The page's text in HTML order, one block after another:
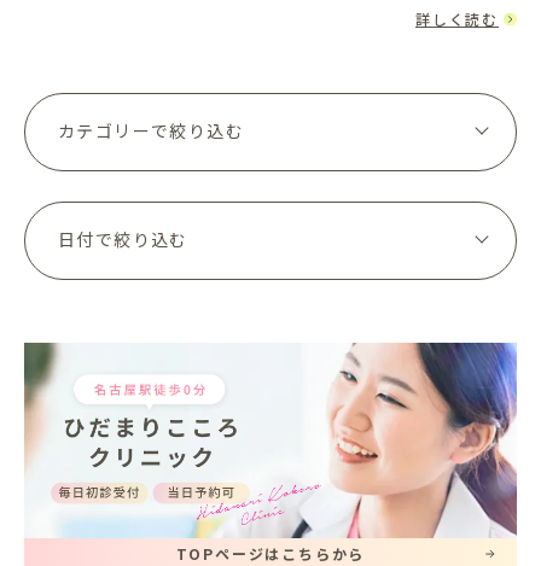
時期には侵入的で不適切なものとして体験されており、たいて
詳しく読む
TOPページはこちらから